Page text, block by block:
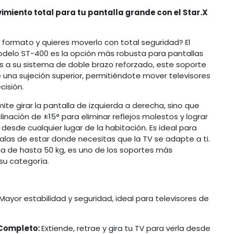
total para tu pantalla grande con el Star.X
y quieres moverlo con total seguridad? El
ST-400 es la opción más robusta para pantallas
a su sistema de doble brazo reforzado, este soporte
sujeción superior, permitiéndote mover televisores
girar la pantalla de izquierda a derecha, sino que
de ±15° para eliminar reflejos molestos y lograr
cualquier lugar de la habitación. Es ideal para
de estar donde necesitas que la TV se adapte a ti.
de hasta 50 kg, es uno de los soportes más
categoría.
estabilidad y seguridad, ideal para televisores de
Extiende, retrae y gira tu TV para verla desde